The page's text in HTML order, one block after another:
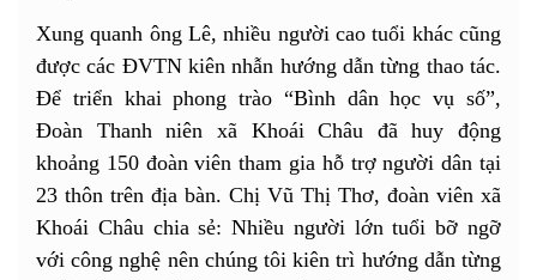
Xung quanh ông Lê, nhiều người cao tuổi khác cũng
được các ĐVTN kiên nhẫn hướng dẫn từng thao tác.
Để triển khai phong trào “Bình dân học vụ số”,
Đoàn Thanh niên xã Khoái Châu đã huy động
khoảng 150 đoàn viên tham gia hỗ trợ người dân tại
23 thôn trên địa bàn. Chị Vũ Thị Thơ, đoàn viên xã
Khoái Châu chia sẻ: Nhiều người lớn tuổi bỡ ngỡ
với công nghệ nên chúng tôi kiên trì hướng dẫn từng